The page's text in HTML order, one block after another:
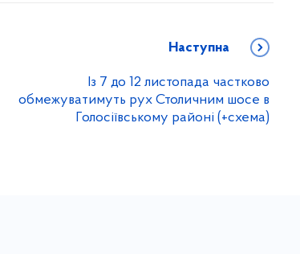
Наступна
Із 7 до 12 листопада частково
обмежуватимуть рух Столичним шосе в
Голосіївському районі (+схема)